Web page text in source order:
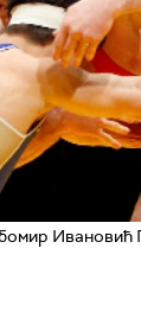
Ивановић